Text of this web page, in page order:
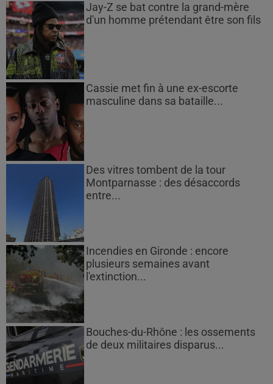
Jay-Z se bat contre la grand-mère
d'un homme prétendant être son fils
Cassie met fin à une ex-escorte
masculine dans sa bataille...
Des vitres tombent de la tour
Montparnasse : des désaccords
entre...
Incendies en Gironde : encore
plusieurs semaines avant
l'extinction...
Bouches-du-Rhône : les ossements
de deux militaires disparus...